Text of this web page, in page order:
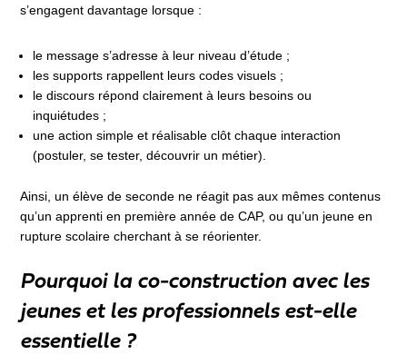
s’engagent davantage lorsque :
le message s’adresse à leur niveau d’étude ;
les supports rappellent leurs codes visuels ;
le discours répond clairement à leurs besoins ou
inquiétudes ;
une action simple et réalisable clôt chaque interaction
(postuler, se tester, découvrir un métier).
Ainsi, un élève de seconde ne réagit pas aux mêmes contenus
qu’un apprenti en première année de CAP, ou qu’un jeune en
rupture scolaire cherchant à se réorienter.
Pourquoi la co-construction avec les
jeunes et les professionnels est-elle
essentielle ?